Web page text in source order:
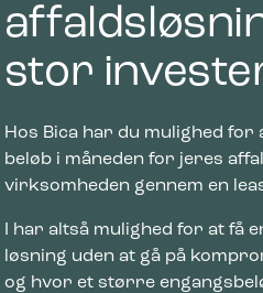
stor
Hos Bica har du mulighed for
beløb i måneden for jeres
virksomheden gennem en
I har altså mulighed for at få
løsning uden at gå på
og hvor et større